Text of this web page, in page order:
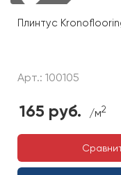
Плинтус
Арт.: 100105
165 руб. /м2